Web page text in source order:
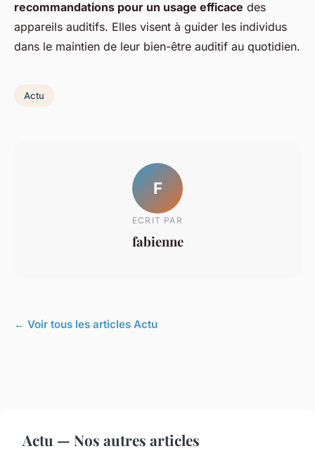
recommandations pour un usage efficace des
appareils auditifs. Elles visent à guider les individus
dans le maintien de leur bien-être auditif au quotidien.
Actu
F
ECRIT PAR
fabienne
← Voir tous les articles Actu
Actu — Nos autres articles